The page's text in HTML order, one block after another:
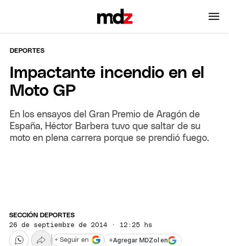
DEPORTES
Impactante incendio en el
Moto GP
En los ensayos del Gran Premio de Aragón de
España, Héctor Barbera tuvo que saltar de su
moto en plena carrera porque se prendió fuego.
SECCIÓN DEPORTES
26 de septiembre de 2014 · 12:25 hs
+Agregar MDZol en
+ Seguir en